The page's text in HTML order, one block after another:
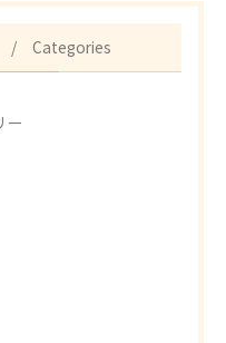
Categories
ー